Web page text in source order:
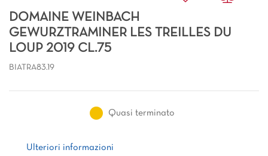
DOMAINE WEINBACH
GEWURZTRAMINER LES TREILLES DU
LOUP 2019 CL.75
BIATRA83.19
Quasi terminato
Ulteriori informazioni
Ulteriori informazioni